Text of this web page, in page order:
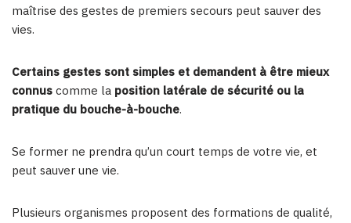
maîtrise des gestes de premiers secours peut sauver des
vies.
Certains gestes sont simples et demandent à être mieux
connus comme la position latérale de sécurité ou la
pratique du bouche-à-bouche.
Se former ne prendra qu’un court temps de votre vie, et
peut sauver une vie.
Plusieurs organismes proposent des formations de qualité,